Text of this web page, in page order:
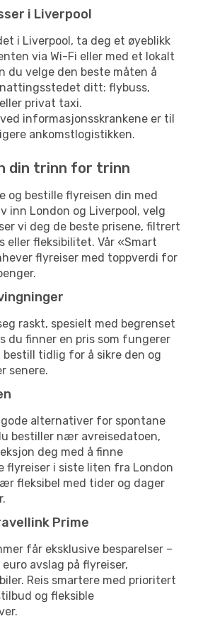
i Liverpool
i Liverpool, ta deg et øyeblikk
via Wi-Fi eller med et lokalt
du velge den beste måten å
ditt: flybuss,
privat taxi.
informasjonsskrankene er til
ankomstlogistikken.
din trinn for trinn
og bestille flyreisen din med
inn London og Liverpool, velg
vi deg de beste prisene, filtrert
eller fleksibilitet. Vår «Smart
flyreiser med toppverdi for
raskt, spesielt med begrenset
du finner en pris som fungerer
tidlig for å sikre den og
senere.
alternativer for spontane
bestiller nær avreisedatoen,
deg med å finne
flyreiser i siste liten fra London
fleksibel med tider og dager
Prime
får eksklusive besparelser –
avslag på flyreiser,
Reis smartere med prioritert
og fleksible